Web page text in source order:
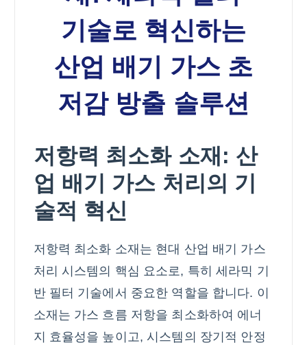
기술로 혁신하는
산업 배기 가스 초
저감 방출 솔루션
저항력 최소화 소재: 산
업 배기 가스 처리의 기
술적 혁신
저항력 최소화 소재는 현대 산업 배기 가스
처리 시스템의 핵심 요소로, 특히 세라믹 기
반 필터 기술에서 중요한 역할을 합니다. 이
소재는 가스 흐름 저항을 최소화하여 에너
지 효율성을 높이고, 시스템의 장기적 안정